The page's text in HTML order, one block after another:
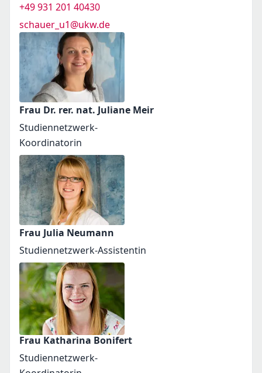
+49 931 201 40430
schauer_u1@ukw.de
Frau Dr. rer. nat. Juliane Meir
Studiennetzwerk-
Koordinatorin
Frau Julia Neumann
Studiennetzwerk-Assistentin
Frau Katharina Bonifert
Studiennetzwerk-